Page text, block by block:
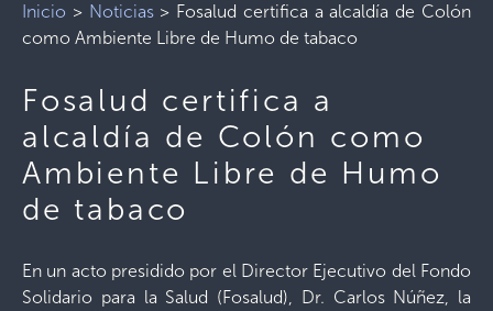
Inicio > Noticias> Fosalud certifica a alcaldía de Colón
como Ambiente Libre de Humo de tabaco
Fosalud certifica a
alcaldía de Colón como
Ambiente Libre de Humo
de tabaco
En un acto presidido por el Director Ejecutivo del Fondo
Solidario para la Salud (Fosalud), Dr. Carlos Núñez, la